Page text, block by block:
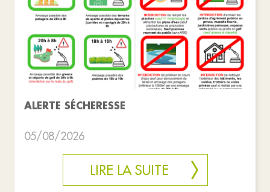
ALERTE SÉCHERESSE
05/08/2026
LIRE LA SUITE